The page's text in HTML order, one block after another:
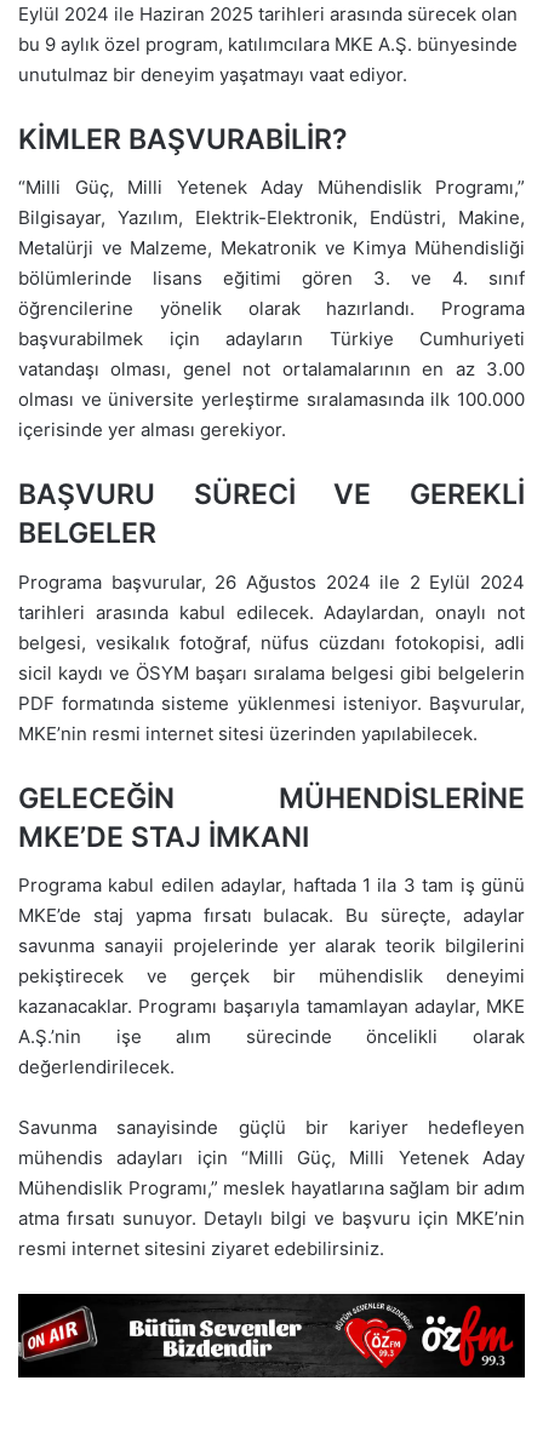
Eylül 2024 ile Haziran 2025 tarihleri arasında sürecek olan
bu 9 aylık özel program, katılımcılara MKE A.Ş. bünyesinde
unutulmaz bir deneyim yaşatmayı vaat ediyor.
KİMLER BAŞVURABİLİR?
“Milli Güç, Milli Yetenek Aday Mühendislik Programı,”
Bilgisayar, Yazılım, Elektrik-Elektronik, Endüstri, Makine,
Metalürji ve Malzeme, Mekatronik ve Kimya Mühendisliği
bölümlerinde lisans eğitimi gören 3. ve 4. sınıf
öğrencilerine yönelik olarak hazırlandı. Programa
başvurabilmek için adayların Türkiye Cumhuriyeti
vatandaşı olması, genel not ortalamalarının en az 3.00
olması ve üniversite yerleştirme sıralamasında ilk 100.000
içerisinde yer alması gerekiyor.
BAŞVURU SÜRECİ VE GEREKLİ
BELGELER
Programa başvurular, 26 Ağustos 2024 ile 2 Eylül 2024
tarihleri arasında kabul edilecek. Adaylardan, onaylı not
belgesi, vesikalık fotoğraf, nüfus cüzdanı fotokopisi, adli
sicil kaydı ve ÖSYM başarı sıralama belgesi gibi belgelerin
PDF formatında sisteme yüklenmesi isteniyor. Başvurular,
MKE’nin resmi internet sitesi üzerinden yapılabilecek.
GELECEĞİN MÜHENDİSLERİNE
MKE’DE STAJ İMKANI
Programa kabul edilen adaylar, haftada 1 ila 3 tam iş günü
MKE’de staj yapma fırsatı bulacak. Bu süreçte, adaylar
savunma sanayii projelerinde yer alarak teorik bilgilerini
pekiştirecek ve gerçek bir mühendislik deneyimi
kazanacaklar. Programı başarıyla tamamlayan adaylar, MKE
A.Ş.’nin işe alım sürecinde öncelikli olarak
değerlendirilecek.
Savunma sanayisinde güçlü bir kariyer hedefleyen
mühendis adayları için “Milli Güç, Milli Yetenek Aday
Mühendislik Programı,” meslek hayatlarına sağlam bir adım
atma fırsatı sunuyor. Detaylı bilgi ve başvuru için MKE’nin
resmi internet sitesini ziyaret edebilirsiniz.